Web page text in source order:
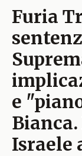
Furia
e
Israele